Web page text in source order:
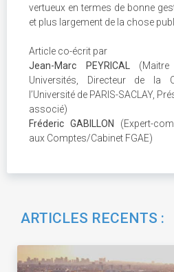
vertueux en termes de bonne
et plus largement de la chose
Article co-écrit par
Jean-Marc PEYRICAL
(Maitre
Universités, Directeur de la
l’Université de PARIS-SACLAY,
associé)
Fréderic GABILLON
(Expert-
aux Comptes/Cabinet FGAE)
ARTICLES RECENTS :